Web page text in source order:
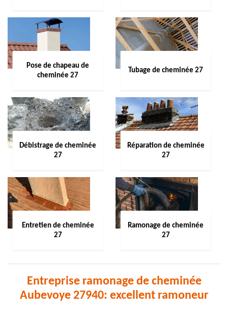
Pose de chapeau de
cheminée 27
Tubage de cheminée 27
Débistrage de cheminée
27
Réparation de cheminée
27
Entretien de cheminée
27
Ramonage de cheminée
27
Entreprise ramonage de cheminée
Aubevoye 27940: excellent ramoneur